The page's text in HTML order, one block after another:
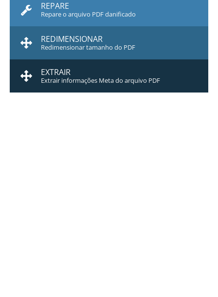
REPARE
Repare o arquivo PDF danificado
REDIMENSIONAR
Redimensionar tamanho do PDF
EXTRAIR
Extrair informações Meta do arquivo PDF